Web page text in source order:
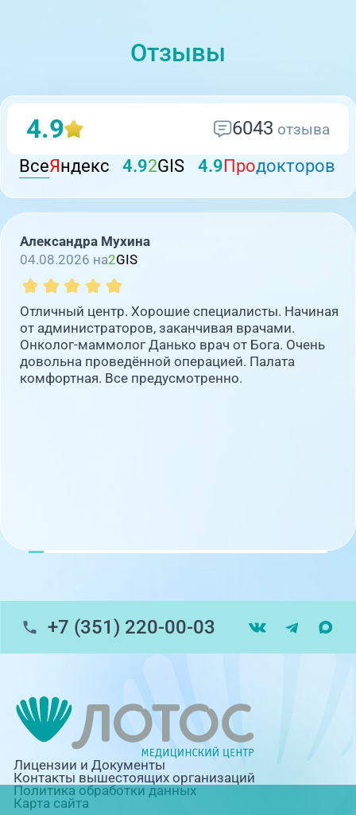
Отзывы
4.9 6043 отзыва
ВсеЯндекс 4.92GIS 4.9Продокторов
Александра Мухина
04.08.2026 на2GIS
Отличный центр. Хорошие специалисты. Начиная
от администраторов, заканчивая врачами.
Онколог-маммолог Данько врач от Бога. Очень
довольна проведённой операцией. Палата
комфортная. Все предусмотренно.
+7 (351) 220-00-03
Лицензии и Документы
Контакты вышестоящих организаций
Политика обработки данных
Карта сайта